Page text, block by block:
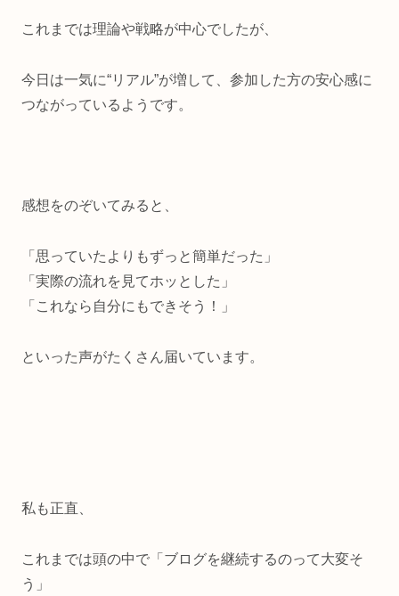
これまでは理論や戦略が中心でしたが、
今日は一気に“リアル”が増して、参加した方の安心感に
つながっているようです。
感想をのぞいてみると、
「思っていたよりもずっと簡単だった」
「実際の流れを見てホッとした」
「これなら自分にもできそう！」
といった声がたくさん届いています。
私も正直、
これまでは頭の中で「ブログを継続するのって大変そ
う」